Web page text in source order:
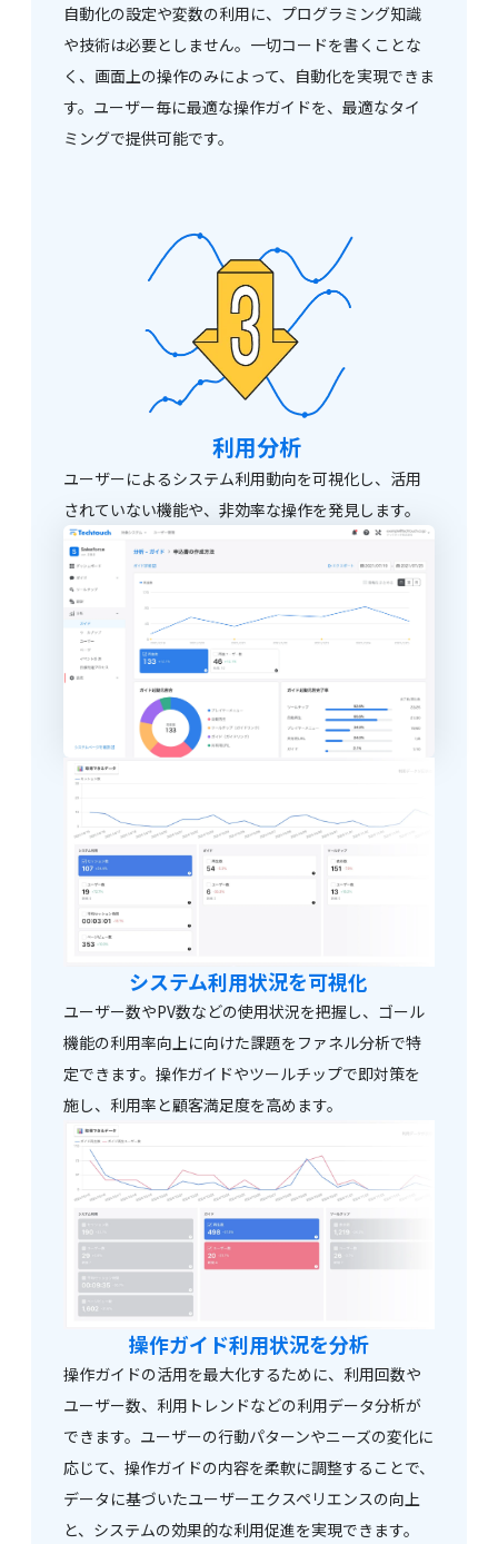
自動化の設定や変数の利用に、プログラミング知識
や技術は必要としません。一切コードを書くことな
く、画面上の操作のみによって、自動化を実現できま
す。ユーザー毎に最適な操作ガイドを、最適なタイ
ミングで提供可能です。
利用分析
ユーザーによるシステム利用動向を可視化し、活用
されていない機能や、非効率な操作を発見します。
システム利用状況を可視化
ユーザー数やPV数などの使用状況を把握し、ゴール
機能の利用率向上に向けた課題をファネル分析で特
定できます。操作ガイドやツールチップで即対策を
施し、利用率と顧客満足度を高めます。
操作ガイド利用状況を分析
操作ガイドの活用を最大化するために、利用回数や
ユーザー数、利用トレンドなどの利用データ分析が
できます。ユーザーの行動パターンやニーズの変化に
応じて、操作ガイドの内容を柔軟に調整することで、
データに基づいたユーザーエクスペリエンスの向上
と、システムの効果的な利用促進を実現できます。